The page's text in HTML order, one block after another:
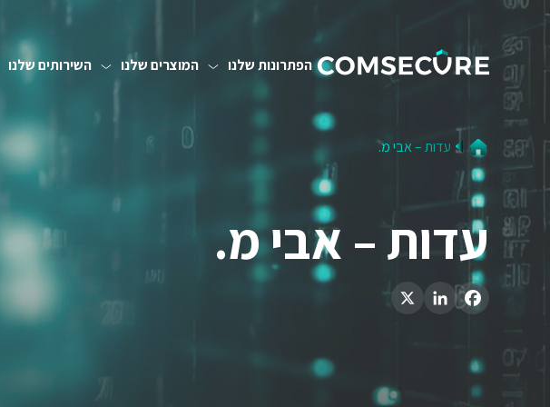
הפתרונות שלנו המוצרים שלנו השירותים שלנו
עדות – אבי מ.
עדות – אבי מ.
Facebook
LinkedIn
X